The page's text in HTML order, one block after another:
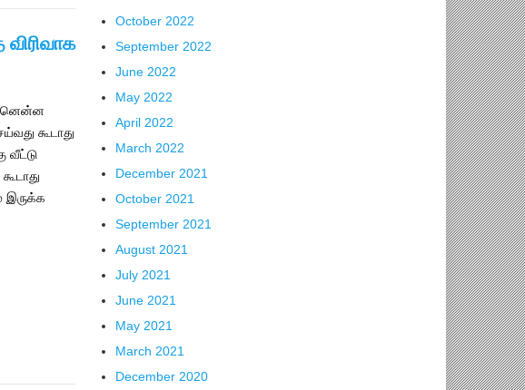
கூடாது
வீட்டு
இருக்க
October 2022
September 2022
June 2022
May 2022
April 2022
March 2022
December 2021
October 2021
September 2021
August 2021
July 2021
June 2021
May 2021
March 2021
December 2020